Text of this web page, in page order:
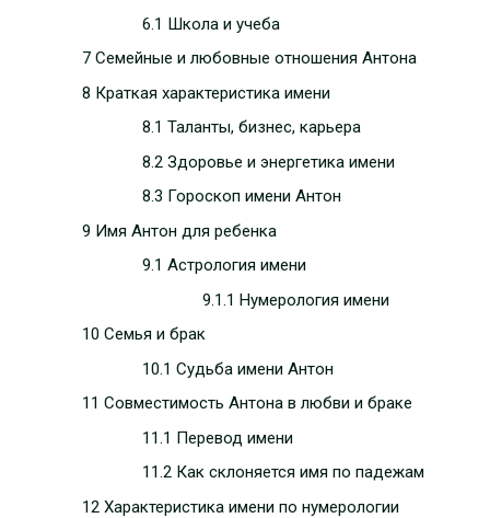
6.1 Школа и учеба
7 Семейные и любовные отношения Антона
8 Краткая характеристика имени
8.1 Таланты, бизнес, карьера
8.2 Здоровье и энергетика имени
8.3 Гороскоп имени Антон
9 Имя Антон для ребенка
9.1 Астрология имени
9.1.1 Нумерология имени
10 Семья и брак
10.1 Судьба имени Антон
11 Совместимость Антона в любви и браке
11.1 Перевод имени
11.2 Как склоняется имя по падежам
12 Характеристика имени по нумерологии